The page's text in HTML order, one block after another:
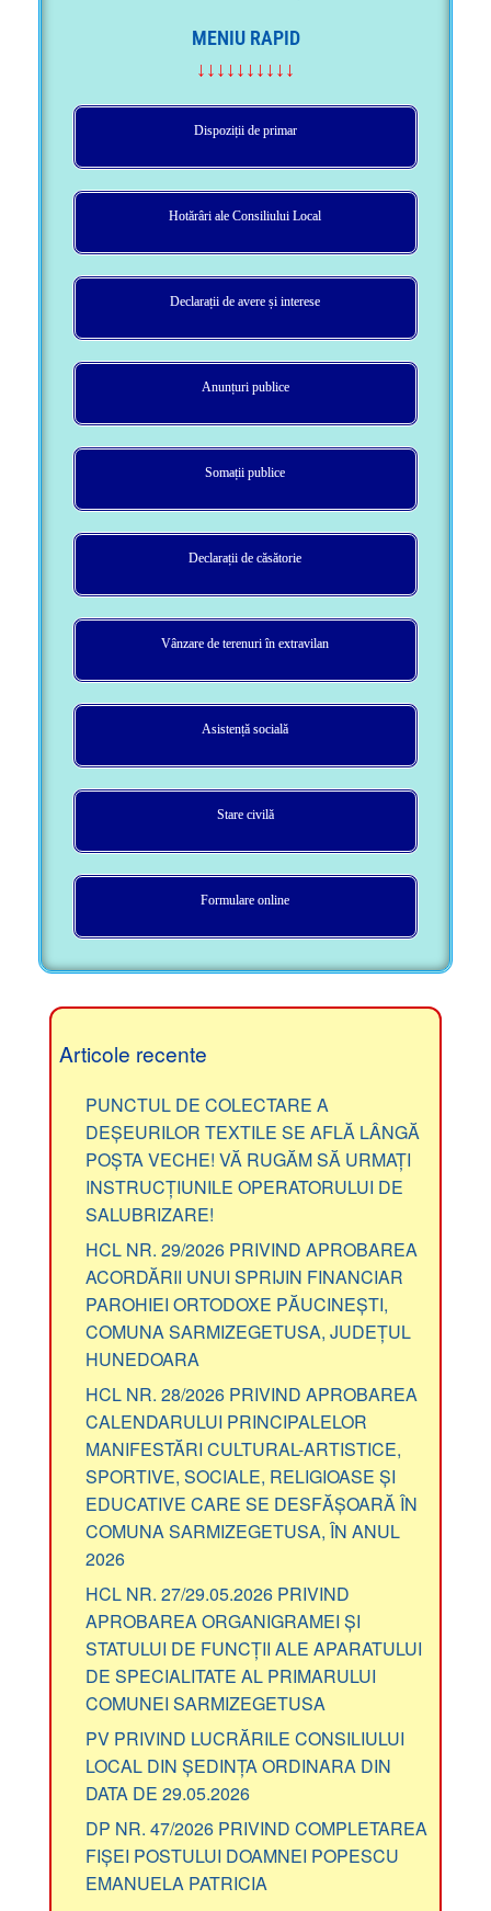
MENIU RAPID
↓↓↓↓↓↓↓↓↓↓
Dispoziții de primar
Hotărâri ale Consiliului Local
Declarații de avere și interese
Anunțuri publice
Somații publice
Declarații de căsătorie
Vânzare de terenuri în extravilan
Asistență socială
Stare civilă
Formulare online
Articole recente
PUNCTUL DE COLECTARE A
DEȘEURILOR TEXTILE SE AFLĂ LÂNGĂ
POȘTA VECHE! VĂ RUGĂM SĂ URMAȚI
INSTRUCȚIUNILE OPERATORULUI DE
SALUBRIZARE!
HCL NR. 29/2026 PRIVIND APROBAREA
ACORDĂRII UNUI SPRIJIN FINANCIAR
PAROHIEI ORTODOXE PĂUCINEȘTI,
COMUNA SARMIZEGETUSA, JUDEȚUL
HUNEDOARA
HCL NR. 28/2026 PRIVIND APROBAREA
CALENDARULUI PRINCIPALELOR
MANIFESTĂRI CULTURAL-ARTISTICE,
SPORTIVE, SOCIALE, RELIGIOASE ȘI
EDUCATIVE CARE SE DESFĂȘOARĂ ÎN
COMUNA SARMIZEGETUSA, ÎN ANUL
2026
HCL NR. 27/29.05.2026 PRIVIND
APROBAREA ORGANIGRAMEI ȘI
STATULUI DE FUNCȚII ALE APARATULUI
DE SPECIALITATE AL PRIMARULUI
COMUNEI SARMIZEGETUSA
PV PRIVIND LUCRĂRILE CONSILIULUI
LOCAL DIN ȘEDINȚA ORDINARA DIN
DATA DE 29.05.2026
DP NR. 47/2026 PRIVIND COMPLETAREA
FIȘEI POSTULUI DOAMNEI POPESCU
EMANUELA PATRICIA